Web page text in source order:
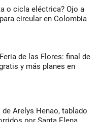
o cicla eléctrica? Ojo a
circular en Colombia
de las Flores: final de
y más planes en
Arelys Henao, tablado